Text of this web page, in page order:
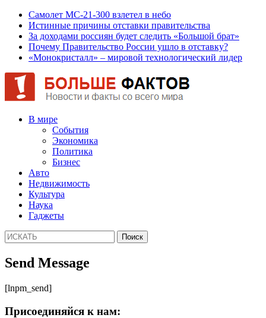
Самолет МС-21-300 взлетел в небо
Истинные причины отставки правительства
За доходами россиян будет следить «Большой брат»
Почему Правительство России ушло в отставку?
«Монокристалл» – мировой технологический лидер
В мире
События
Экономика
Политика
Бизнес
Авто
Недвижимость
Культура
Наука
Гаджеты
Send Message
[lnpm_send]
Присоединяйся к нам: